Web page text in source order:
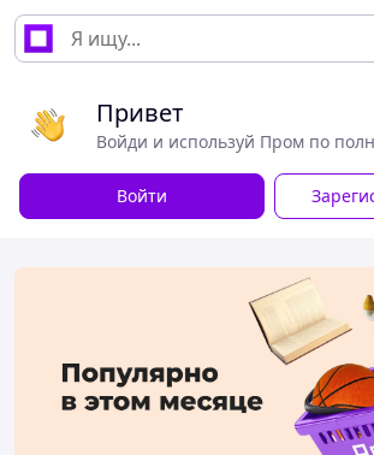
Привет
Войди и используй Пром по
Войти